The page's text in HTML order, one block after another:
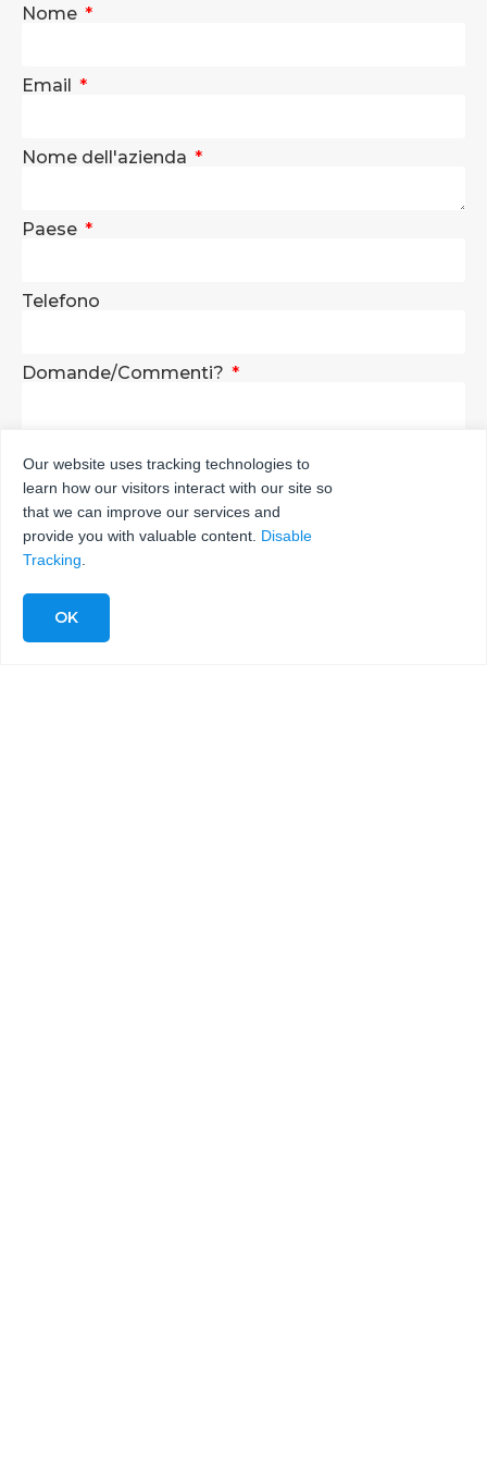
Nome
Email
Nome dell'azienda
Paese
Telefono
Domande/Commenti?
INVIA
Our website uses tracking technologies to
learn how our visitors interact with our site so
that we can improve our services and
provide you with valuable content. Disable
Tracking